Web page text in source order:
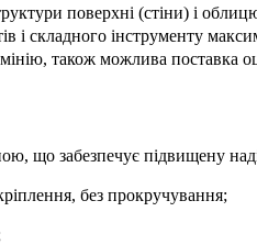
поверхні (стіни) і
і складного інструменту
також можлива поставка
що забезпечує підвищену
без прокручування;